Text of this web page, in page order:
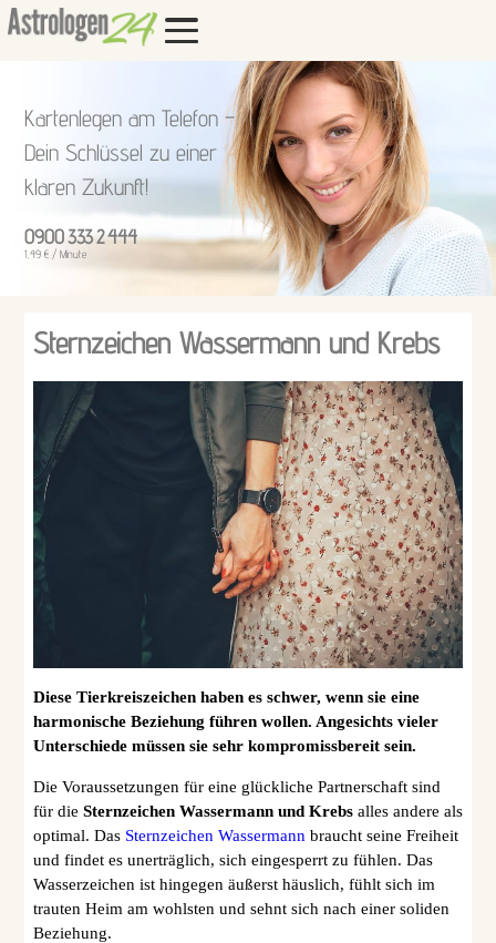
Kartenlegen am Telefon –
Dein Schlüssel zu einer
klaren Zukunft!
0900 333 2 444
1,49 € / Minute
Sternzeichen Wassermann und Krebs
Diese Tierkreiszeichen haben es schwer, wenn sie eine
harmonische Beziehung führen wollen. Angesichts vieler
Unterschiede müssen sie sehr kompromissbereit sein.
Die Voraussetzungen für eine glückliche Partnerschaft sind
für die Sternzeichen Wassermann und Krebsalles andere als
optimal. Das Sternzeichen Wassermann braucht seine Freiheit
und findet es unerträglich, sich eingesperrt zu fühlen. Das
Wasserzeichen ist hingegen äußerst häuslich, fühlt sich im
trauten Heim am wohlsten und sehnt sich nach einer soliden
Beziehung.